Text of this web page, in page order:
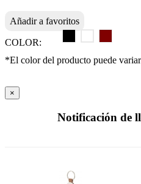
Añadir a favoritos
COLOR:
*El color del producto puede
×
Notificación de